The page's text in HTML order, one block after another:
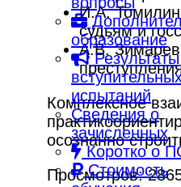
образование
Результаты
испытаний
Сведения о
зачисленных
Коротко о
Стоимость
И.А.
судьям и
А.В.
Комплексное
осознанно
Просмотров: